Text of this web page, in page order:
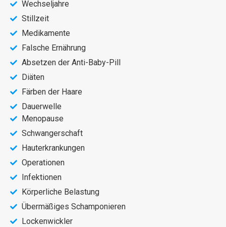
Wechseljahre
Stillzeit
Medikamente
Falsche Ernährung
Absetzen der Anti-Baby-Pill
Diäten
Färben der Haare
Dauerwelle
Menopause
Schwangerschaft
Hauterkrankungen
Operationen
Infektionen
Körperliche Belastung
Übermäßiges Schamponieren
Lockenwickler